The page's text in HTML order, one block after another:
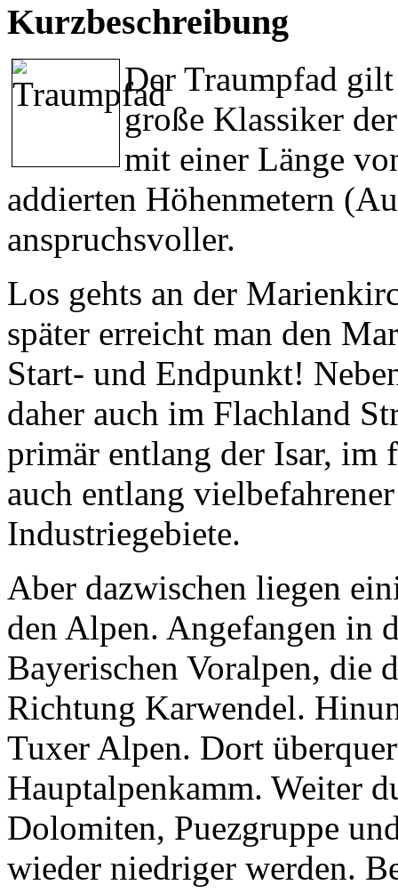
Kurzbeschreibung
Der Traumpfad
große Klassiker
mit einer Länge
addierten Höhenmetern
anspruchsvoller.
Los gehts an der
später erreicht man den
Start- und Endpunkt!
daher auch im Flachland
primär entlang der Isar, im
auch entlang
Industriegebiete.
Aber dazwischen liegen
den Alpen. Angefangen in
Bayerischen Voralpen, die
Richtung Karwendel.
Tuxer Alpen. Dort
Hauptalpenkamm. Weiter
Dolomiten, Puezgruppe
wieder niedriger werden.